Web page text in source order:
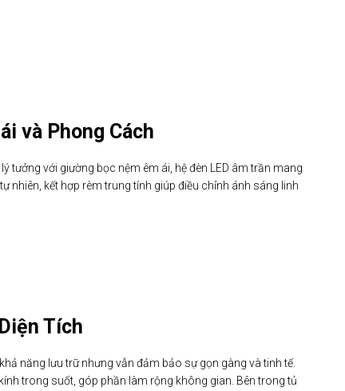
và Phong Cách
tưởng với giường bọc nệm êm ái, hệ đèn LED âm trần mang
nhiên, kết hợp rèm trung tính giúp điều chỉnh ánh sáng linh
Tích
năng lưu trữ nhưng vẫn đảm bảo sự gọn gàng và tinh tế.
trong suốt, góp phần làm rộng không gian. Bên trong tủ